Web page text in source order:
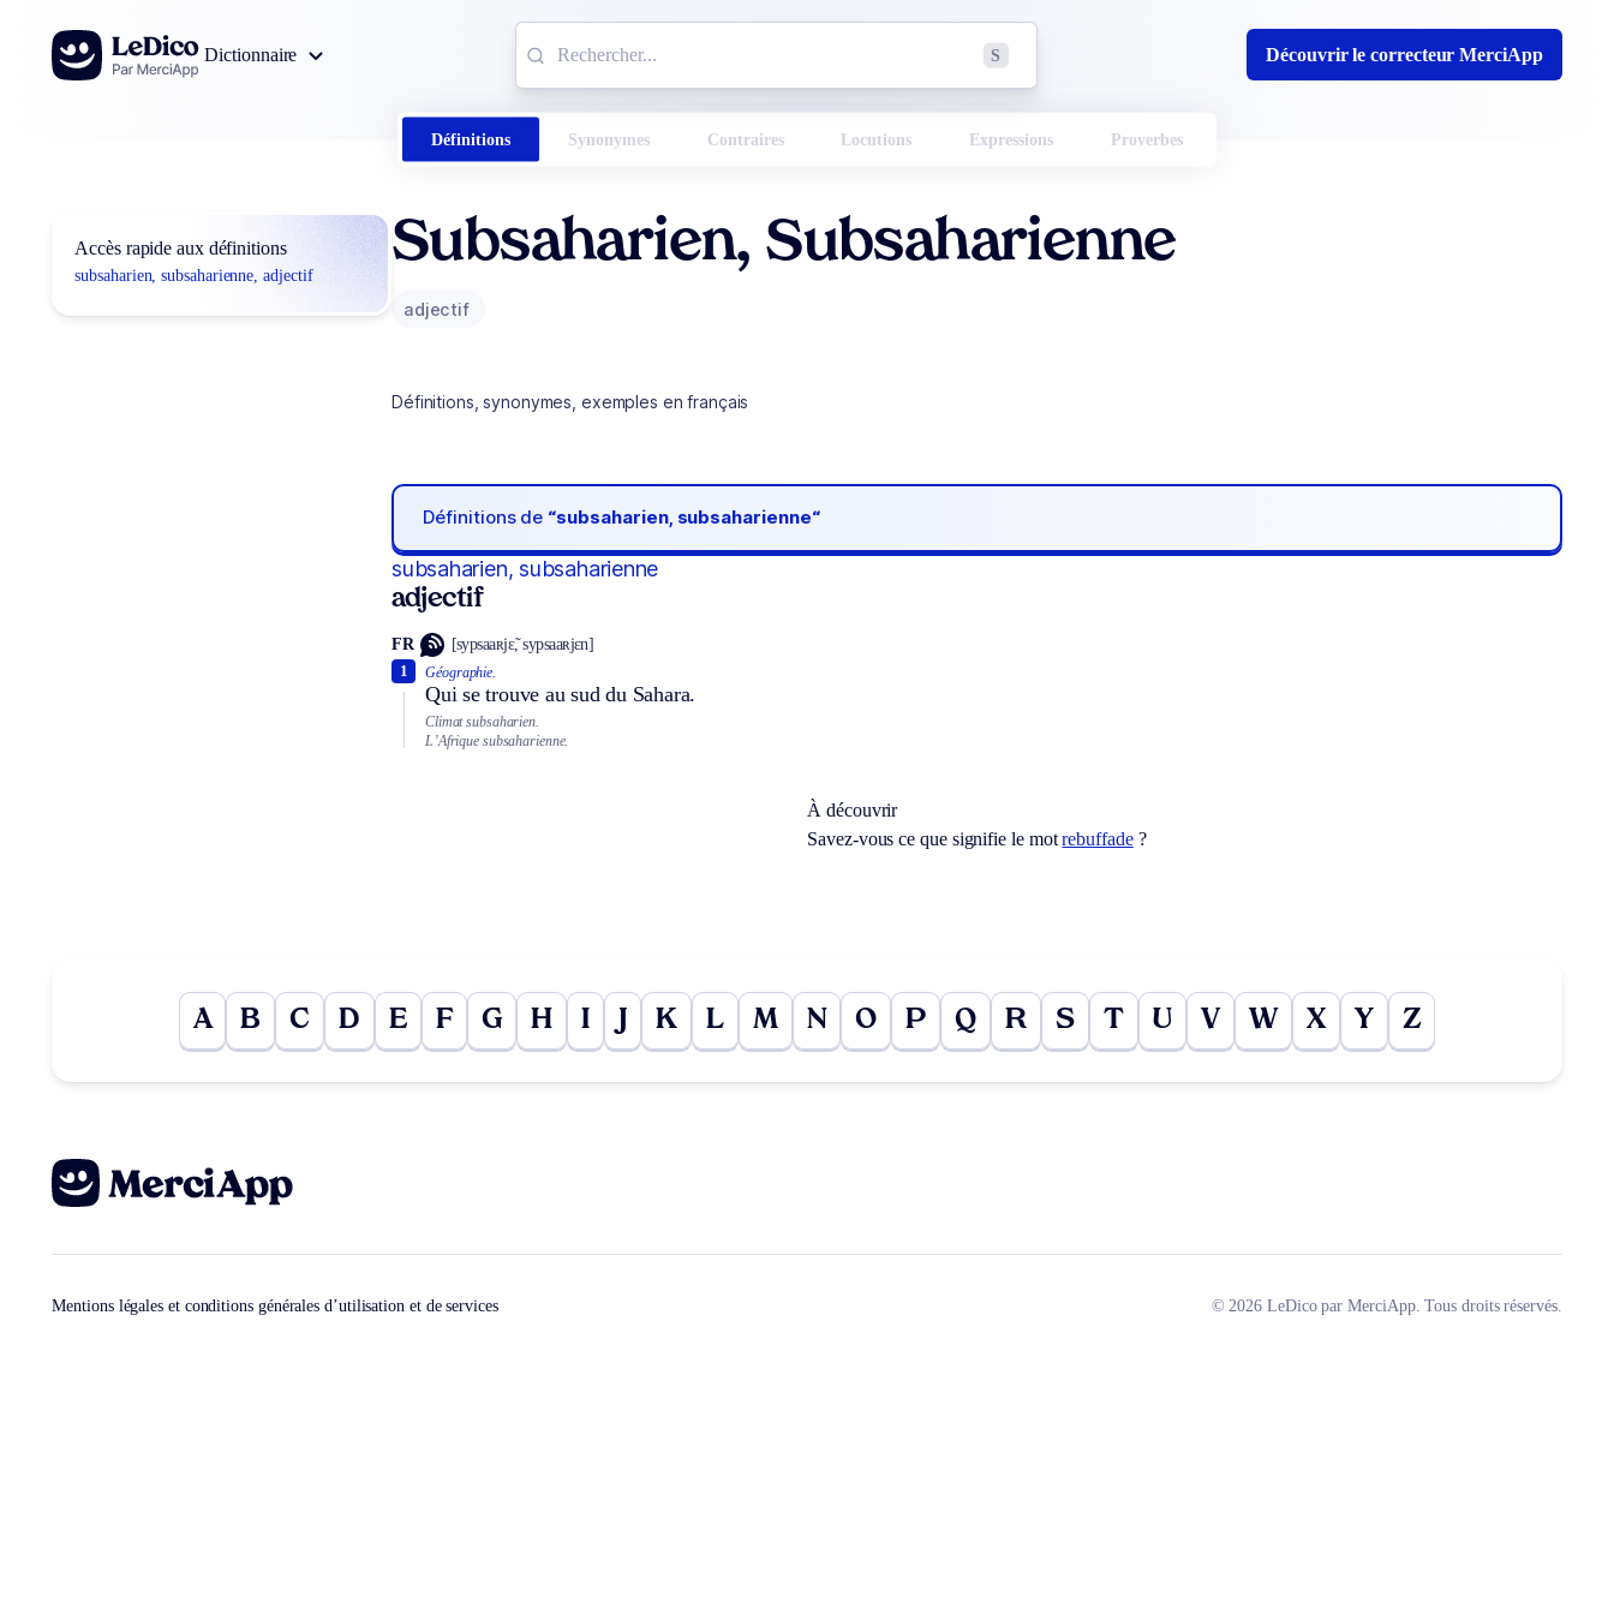
Aller au contenu
Dictionnaire
S Découvrir le correcteur MerciApp
Définitions Synonymes Contraires Locutions Expressions Proverbes
Accès rapide aux définitions
subsaharien, subsaharienne, adjectif
Subsaharien, Subsaharienne
adjectif
Définitions, synonymes, exemples en français
Définitions de “subsaharien, subsaharienne“
subsaharien, subsaharienne
adjectif
FR [sypsaaʀjɛ̃, sypsaaʀjɛn]
Géographie.
Qui se trouve au sud du Sahara.
1
Climat subsaharien.
L’Afrique subsaharienne.
À découvrir
Savez-vous ce que signifie le motrebuffade?
A B C D E F G H I K L M N O P Q R S T U V W X Y Z
Mentions légales et conditions générales d’utilisation et de services © 2026 LeDico par MerciApp. Tous droits réservés.